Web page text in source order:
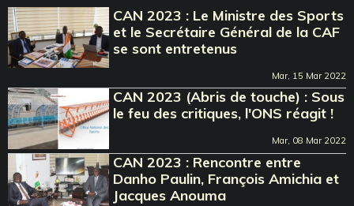
CAN 2023 : Le Ministre des Sports
et le Secrétaire Général de la CAF
se sont entretenus
Mar, 15 Mar 2022
CAN 2023 (Abris de touche) : Sous
le feu des critiques, l'ONS réagit !
Mar, 08 Mar 2022
CAN 2023 : Rencontre entre
Danho Paulin, François Amichia et
Jacques Anouma